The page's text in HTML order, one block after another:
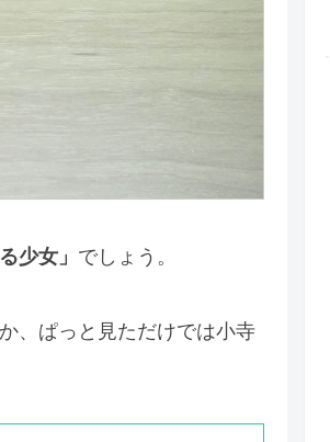
少女」 でしょう。
、ぱっと見ただけでは小寺